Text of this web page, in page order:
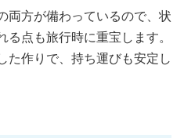
両方が備わっているので、状
点も旅行時に重宝します。
た作りで、持ち運びも安定し